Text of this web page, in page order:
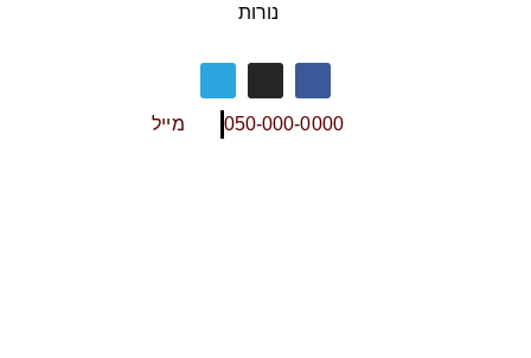
נורות
050-000-0000 מייל